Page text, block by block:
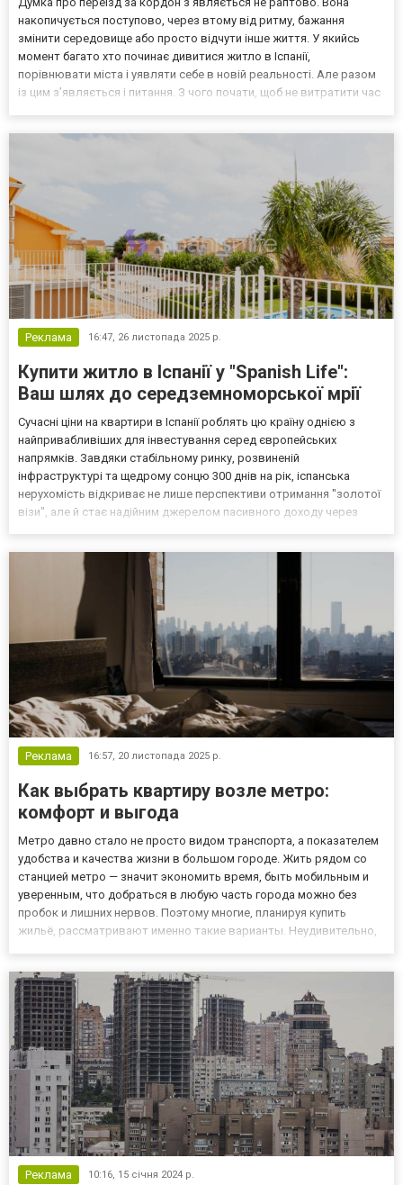
накопичується поступово, через втому від ритму, бажання
змінити середовище або просто відчути інше життя. У якийсь
момент багато хто починає дивитися житло в Іспанії,
порівнювати міста і уявляти себе в новій реальності. Але разом
із цим з’являється і питання. З чого почати, щоб не витратити час
Реклама 16:47, 26 листопада 2025 р.
Купити житло в Іспанії у "Spanish Life":
Ваш шлях до середземноморської мрії
Сучасні ціни на квартири в Іспанії роблять цю країну однією з
найпривабливіших для інвестування серед європейських
напрямків. Завдяки стабільному ринку, розвиненій
інфраструктурі та щедрому сонцю 300 днів на рік, іспанська
нерухомість відкриває не лише перспективи отримання "золотої
візи", але й стає надійним джерелом пасивного доходу через
Реклама 16:57, 20 листопада 2025 р.
Как выбрать квартиру возле метро:
комфорт и выгода
Метро давно стало не просто видом транспорта, а показателем
удобства и качества жизни в большом городе. Жить рядом со
станцией метро — значит экономить время, быть мобильным и
уверенным, что добраться в любую часть города можно без
пробок и лишних нервов. Поэтому многие, планируя купить
жильё, рассматривают именно такие варианты. Неудивительно,
Реклама 10:16, 15 січня 2024 р.